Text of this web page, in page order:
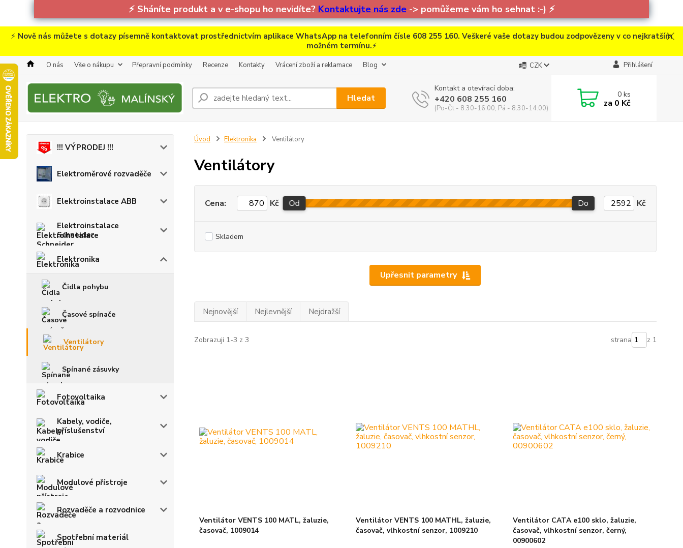
⚡ Sháníte produkt a v e-shopu ho nevidíte? Kontaktujte nás zde-> pomůžeme vám ho sehnat :-) ⚡
⚡ Nově nás můžete s dotazy písemně kontaktovat prostřednictvím aplikace WhatsApp na telefonním čísle 608 255 160. Veškeré vaše dotazy budou zodpovězeny v co nejkratším
možném termínu.⚡
O nás Vše o nákupu Přepravní podmínky Recenze Kontakty Vrácení zboží a reklamace Blog CZK Přihlášení
Hledat
Kontakt a otevírací doba:
+420 608 255 160
(Po-Čt - 8:30-16:00, Pá - 8:30-14:00)
0ks
za 0 Kč
!!! VÝPRODEJ !!!
Elektroměrové rozvaděče
Elektroinstalace ABB
Elektroinstalace
Schneider
Elektronika
Čidla pohybu
Časové spínače
Ventilátory
Spínané zásuvky
Fotovoltaika
Kabely, vodiče,
příslušenství
Krabice
Modulové přístroje
Rozvaděče a rozvodnice
Spotřební materiál
Úvod Elektronika Ventilátory
Ventilátory
Upřesnit parametry
Cena: Kč Od Do Kč
Skladem
Nejnovější Nejlevnější Nejdražší
Zobrazuji 1-3 z 3 strana z 1
Ventilátor VENTS 100 MATL, žaluzie,
časovač, 1009014
Ventilátor VENTS 100 MATHL, žaluzie,
časovač, vlhkostní senzor, 1009210
Ventilátor CATA e100 sklo, žaluzie,
časovač, vlhkostní senzor, černý,
00900602